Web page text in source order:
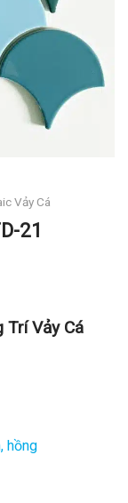
Vảy Cá
21
Trí Vảy Cá
hồng